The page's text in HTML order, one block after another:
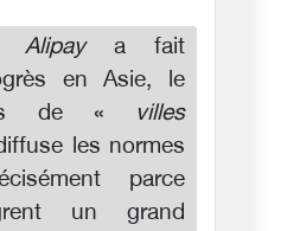
Alipaya fait
en Asie, le
de « villes
les normes
parce
un grand